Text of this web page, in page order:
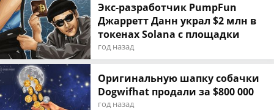
Экс-разработчик PumpFun
Джарретт Данн украл $2 млн в
токенах Solana с площадки
год назад
Оригинальную шапку собачки
Dogwifhat продали за $800 000
год назад